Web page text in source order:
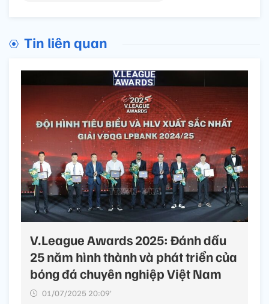
Tin liên quan
V.League Awards 2025: Đánh dấu
25 năm hình thành và phát triển của
bóng đá chuyên nghiệp Việt Nam
01/07/2025 20:09’